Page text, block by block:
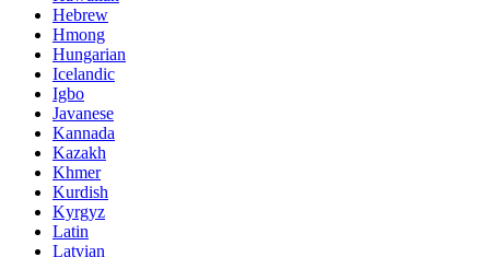
Hebrew
Hmong
Hungarian
Icelandic
Igbo
Javanese
Kannada
Kazakh
Khmer
Kurdish
Kyrgyz
Latin
Latvian